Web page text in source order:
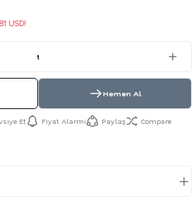
USD!
Hemen Al
Et Fiyat Alarmı Paylaş Compare